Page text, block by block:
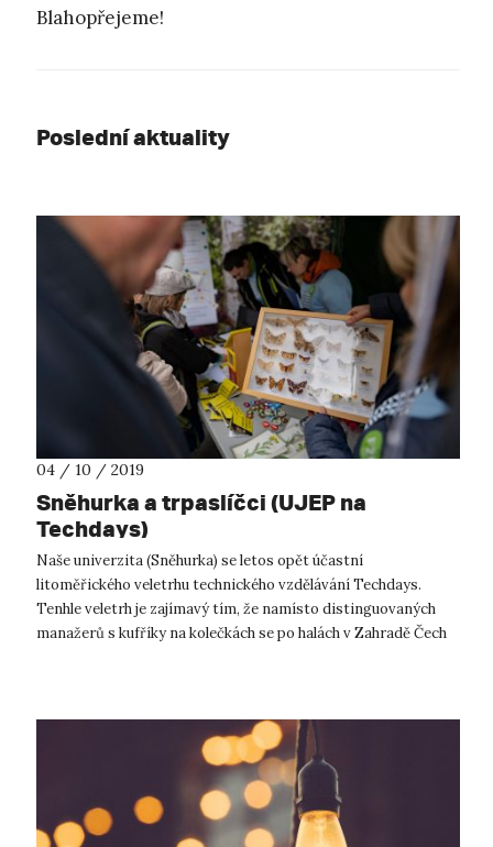
Blahopřejeme!
Poslední aktuality
04 / 10 / 2019
Sněhurka a trpaslíčci (UJEP na
Techdays)
Naše univerzita (Sněhurka) se letos opět účastní
litoměřického veletrhu technického vzdělávání Techdays.
Tenhle veletrh je zajímavý tím, že namísto distinguovaných
manažerů s kufříky na kolečkách se po halách v Zahradě Čech